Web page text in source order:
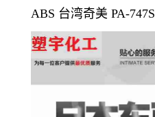
ABS 台湾奇美 PA-747S